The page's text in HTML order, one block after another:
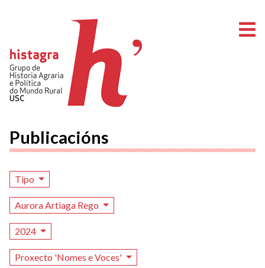
Publicacións
Tipo
Aurora Artiaga Rego
2024
Proxecto 'Nomes e Voces'